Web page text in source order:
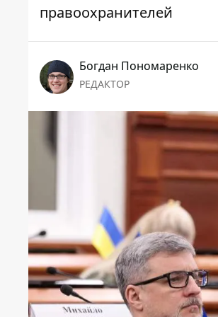
правоохранителей
Богдан Пономаренко
РЕДАКТОР